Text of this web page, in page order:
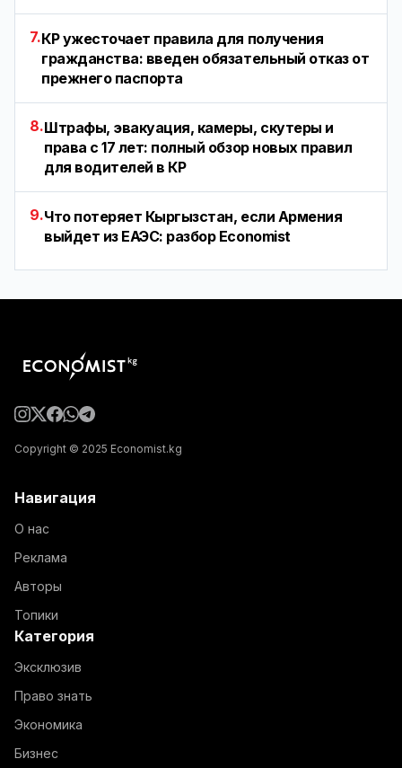
7.КР ужесточает правила для получения
гражданства: введен обязательный отказ от
прежнего паспорта
8.Штрафы, эвакуация, камеры, скутеры и
права с 17 лет: полный обзор новых правил
для водителей в КР
9.Что потеряет Кыргызстан, если Армения
выйдет из ЕАЭС: разбор Economist
Copyright © 2025 Economist.kg
Навигация
О нас
Реклама
Авторы
Топики
Категория
Эксклюзив
Право знать
Экономика
Бизнес